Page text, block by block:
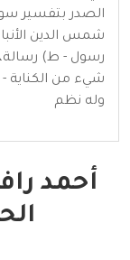
الصدر بتفسير
شمس الدين
رسول - ط) رسالة،
شيء من الكناية
وله نظم
أحمد